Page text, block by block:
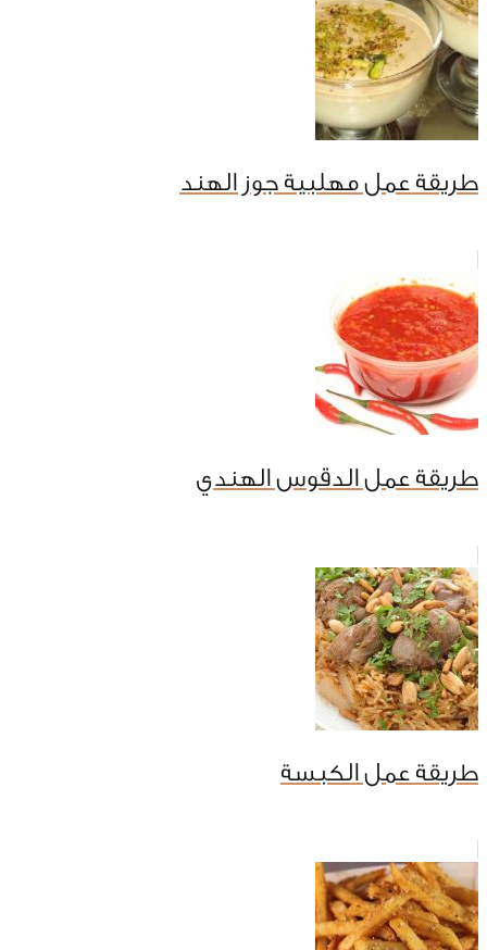
طريقة عمل مهلبية جوز الهند
طريقة عمل الدقوس الهندي
طريقة عمل الكبسة